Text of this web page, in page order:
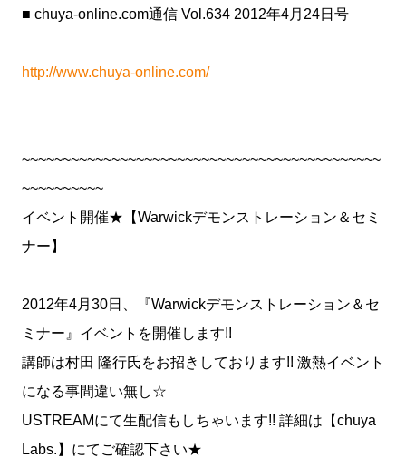
■ chuya-online.com通信 Vol.634 2012年4月24日号
http://www.chuya-online.com/
~~~~~~~~~~~~~~~~~~~~~~~~~~~~~~~~~~~~~~~~~~~~
~~~~~~~~~~
イベント開催★【Warwickデモンストレーション＆セミ
ナー】
2012年4月30日、『Warwickデモンストレーション＆セ
ミナー』イベントを開催します!!
講師は村田 隆行氏をお招きしております!! 激熱イベント
になる事間違い無し☆
USTREAMにて生配信もしちゃいます!! 詳細は【chuya
Labs.】にてご確認下さい★